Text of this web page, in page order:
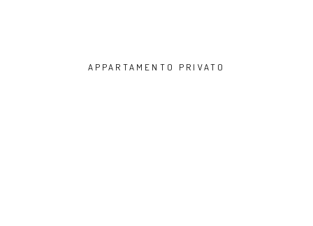
APPARTAMENTO PRIVATO